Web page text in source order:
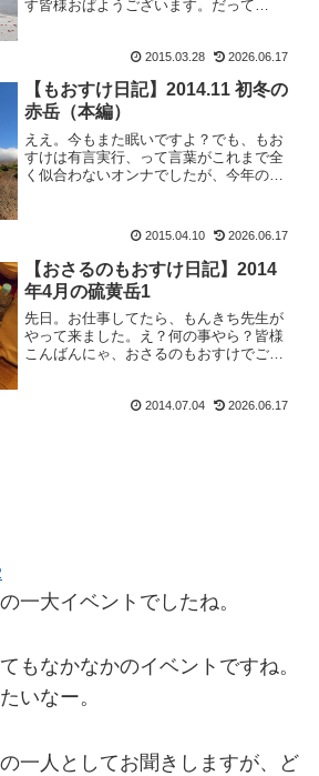
す皆様おぱようございます。だって
ンとそっくりだ。短くまとめて話せな
い。』って。だから赤毛のア...
2015.03.28 2026.06.17
【もおすけ日記】2014.11 初冬の
赤岳（本編）
ええ。今もまた眠いですよ？でも、もお
すけは有言実行、って言葉がこれまで全
く似合わないオンナでしたが、今年のも
りがとうアタシ。そんな一人ボケ突っ込
みは放っておいて更新です...
2015.04.10 2026.06.17
【おさるのもおすけ日記】2014
年4月の硫黄岳1
先日。お仕事してたら、もんきち先生が
やって来ました。え？何の事やら？皆様
こんばんにゃ、おさるのもおすけでござ
さん。頂いた沢山の紙袋の中に入ってい
2014.07.04 2026.06.17
一大イベントでしたね。
もなかなかのイベントですね。
いなー。
一人としてお聞きしますが、ど